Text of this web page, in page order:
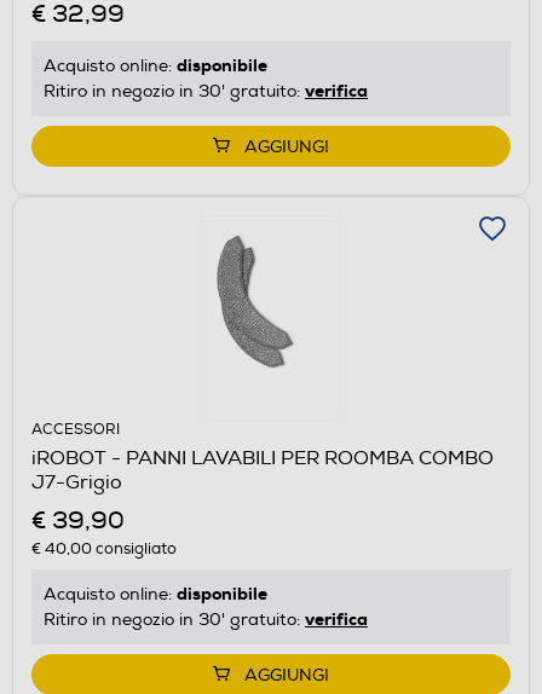
€ 32,99
Acquisto online: disponibile
Ritiro in negozio in 30' gratuito: verifica
AGGIUNGI
ACCESSORI
iROBOT - PANNI LAVABILI PER ROOMBA COMBO
J7-Grigio
€ 39,90
€ 40,00consigliato
Acquisto online: disponibile
Ritiro in negozio in 30' gratuito: verifica
AGGIUNGI